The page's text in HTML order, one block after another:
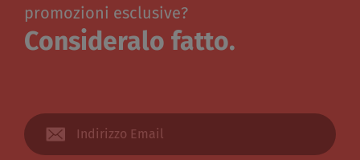
promozioni esclusive?
Consideralo fatto.